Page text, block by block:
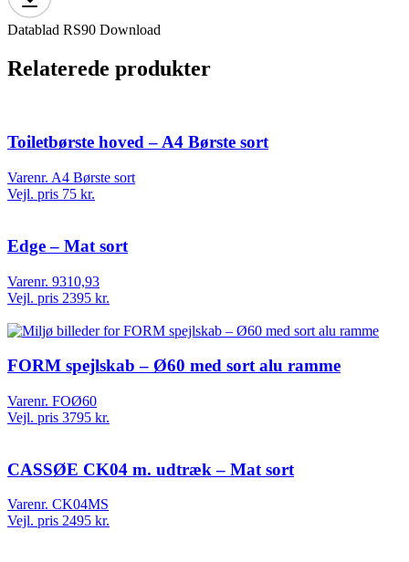
Datablad RS90 Download
Relaterede produkter
Toiletbørste hoved – A4 Børste sort
Varenr. A4 Børste sort
Vejl. pris 75 kr.
Edge – Mat sort
Varenr. 9310,93
Vejl. pris 2395 kr.
FORM spejlskab – Ø60 med sort alu ramme
Varenr. FOØ60
Vejl. pris 3795 kr.
CASSØE CK04 m. udtræk – Mat sort
Varenr. CK04MS
Vejl. pris 2495 kr.